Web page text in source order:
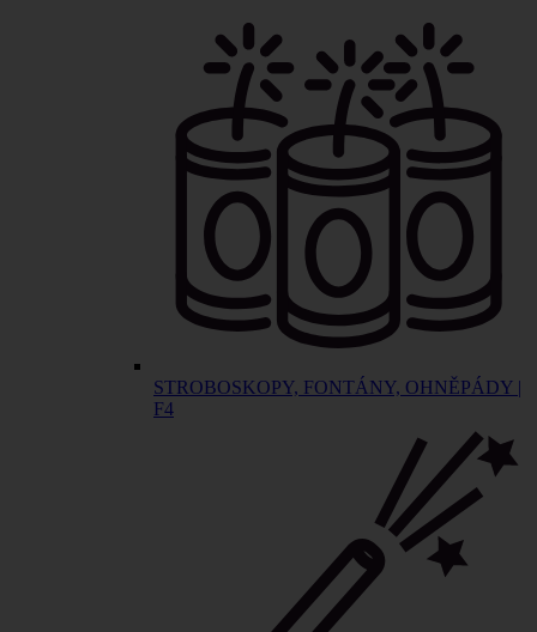
STROBOSKOPY, FONTÁNY, OHNĚPÁDY |
F4